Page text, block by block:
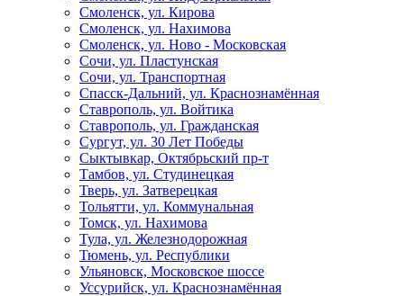
Смоленск, ул. Кирова
Смоленск, ул. Нахимова
Смоленск, ул. Ново - Московская
Сочи, ул. Пластунская
Сочи, ул. Транспортная
Спасск-Дальний, ул. Краснознамённая
Ставрополь, ул. Войтика
Ставрополь, ул. Гражданская
Сургут, ул. 30 Лет Победы
Сыктывкар, Октябрьский пр-т
Тамбов, ул. Студинецкая
Тверь, ул. Затверецкая
Тольятти, ул. Коммунальная
Томск, ул. Нахимова
Тула, ул. Железнодорожная
Тюмень, ул. Республики
Ульяновск, Московское шоссе
Уссурийск, ул. Краснознамённая